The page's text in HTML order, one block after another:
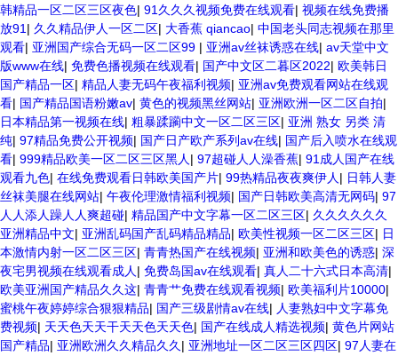
韩精品一区二区三区夜色| 91久久久视频免费在线观看| 视频在线免费播
放91 | 久久精品伊人一区二区| 大香蕉 qiancao| 中国老头同志视频在那里
观看| 亚洲国产综合无码一区二区99 | 亚洲av丝袜诱惑在线| av天堂中文
版www在线| 免费色播视频在线观看| 国产中文区二暮区2022| 欧美韩日
国产精品一区| 精品人妻无码午夜福利视频| 亚洲av免费观看网站在线观
看| 国产精品国语粉嫩av| 黄色的视频黑丝网站| 亚洲欧洲一区二区自拍|
日本精品第一视频在线| 粗暴蹂躏中文一区二区三区| 亚洲 熟女 另类 清
纯| 97精品免费公开视频| 国产日产欧产系列av在线| 国产后入喷水在线观
看| 999精品欧美一区二区三区黑人 | 97超碰人人澡香蕉| 91成人国产在线
观看九色| 在线免费观看日韩欧美国产片| 99热精品夜夜爽伊人 | 日韩人妻
丝袜美腿在线网站| 午夜伦理激情福利视频| 国产日韩欧美高清无网码| 97
人人添人躁人人爽超碰| 精品国产中文字幕一区二区三区| 久久久久久久
亚洲精品中文| 亚洲乱码国产乱码精品精品| 欧美性视频一区二区三区| 日
本激情内射一区二区三区| 青青热国产在线视频| 亚洲和欧美色的诱惑| 深
夜宅男视频在线观看成人 | 免费岛国av在线观看| 真人二十六式日本高清|
欧美亚洲国产精品久久这| 青青艹免费在线观看视频| 欧美福利片10000|
蜜桃午夜婷婷综合狠狠精品| 国产三级剧情av在线| 人妻熟妇中文字幕免
费视频| 天天色天天干天天色天天色| 国产在线成人精选视频| 黄色片网站
国产精品| 亚洲欧洲久久精品久久 | 亚洲地址一区二区三区四区| 97人妻在